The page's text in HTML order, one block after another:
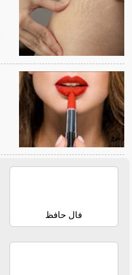
فال حافظ